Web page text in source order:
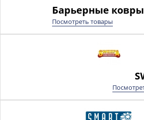
Барьерные ковры
Посмотреть товары